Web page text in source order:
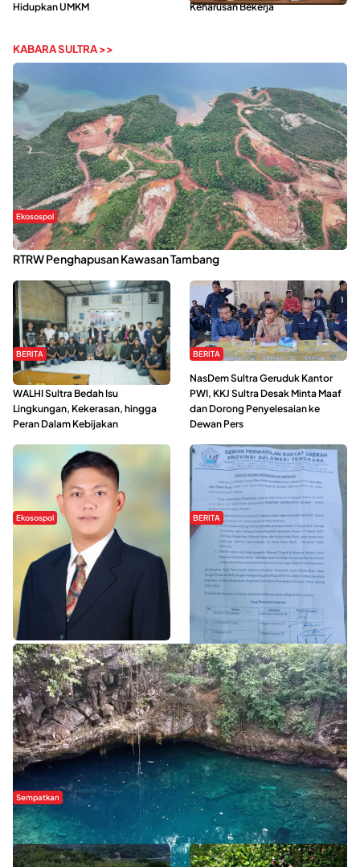
Hidupkan UMKM
Keharusan Bekerja
KABARA SULTRA >>
Ekosospol
Kabaena Menanti Kepastian Pemulihan Lingkungan Usai Revisi
RTRW Penghapusan Kawasan Tambang
BERITA
Refleksi Gerakan Perempuan,
WALHI Sultra Bedah Isu
Lingkungan, Kekerasan, hingga
Peran Dalam Kebijakan
BERITA
NasDem Sultra Geruduk Kantor
PWI, KKJ Sultra Desak Minta Maaf
dan Dorong Penyelesaian ke
Dewan Pers
Ekosospol
Slogan Pemberdayaan Lokal
Dinilai Hanya Pemanis, Tokoh
Pemuda Wilalang Kritik Dominasi
Orang Luar
BERITA
Hipmawani Bersama DPRD Sultra
Sepakati RDP Perihal IUP
Pertambangan di Pulau Wawonii
WISATA SULTRA >>
Sempatkan
Danau Rebi-Rebi, Pesona Alam Tersembunyi di Morowali